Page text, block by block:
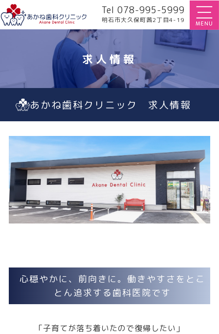
Tel 078-995-5999
明石市大久保町茜2丁目4-19
求人情報
あかね歯科クリニック 求人情報
心穏やかに、前向きに。働きやすさをとこ
とん追求する歯科医院です
「子育てが落ち着いたので復帰したい」